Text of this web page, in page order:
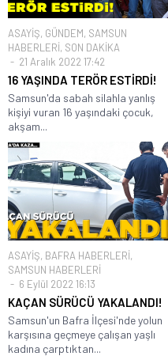
ASAYİŞ, GÜNDEM, SAMSUN
HABERLERİ, SON DAKİKA
21 Aralık 2022 17:42
16 YAŞINDA TERÖR ESTİRDİ!
Samsun'da sabah silahla yanlış
kişiyi vuran 16 yaşındaki çocuk,
akşam...
ASAYİŞ, BAFRA HABERLERİ,
SAMSUN HABERLERİ
6 Eylül 2022 16:13
KAÇAN SÜRÜCÜ YAKALANDI!
Samsun'un Bafra İlçesi'nde yolun
karşısına geçmeye çalışan yaşlı
kadına çarptıktan...